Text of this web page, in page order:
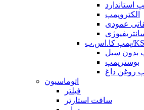
استاندارد
الکتروپمپ
عمودی
بدون سیل
بوسترپمپ
روغن داغ
اتوماسیون
فیلتر
سافت استارتر